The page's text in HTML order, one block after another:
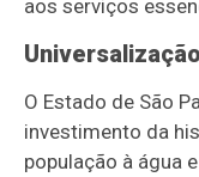
aos serviços
O Estado de São
investimento da
população à água